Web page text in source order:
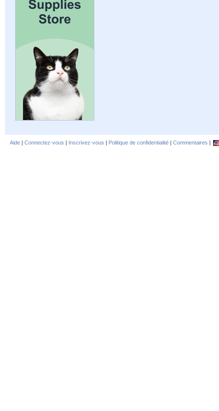
Aide | Connectez-vous | Inscrivez-vous | Politique de confidentialité | Commentaires |